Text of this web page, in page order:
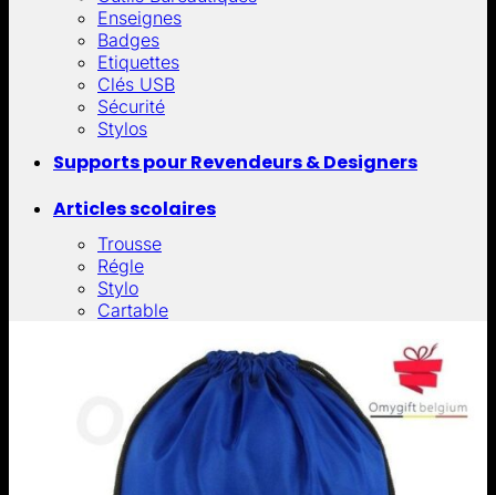
Enseignes
Badges
Etiquettes
Clés USB
Sécurité
Stylos
Supports pour Revendeurs & Designers
Articles scolaires
Trousse
Régle
Stylo
Cartable